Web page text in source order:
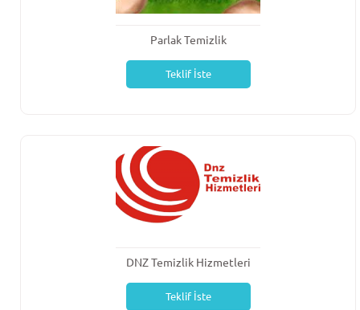
Parlak Temizlik
Teklif İste
DNZ Temizlik Hizmetleri
Teklif İste